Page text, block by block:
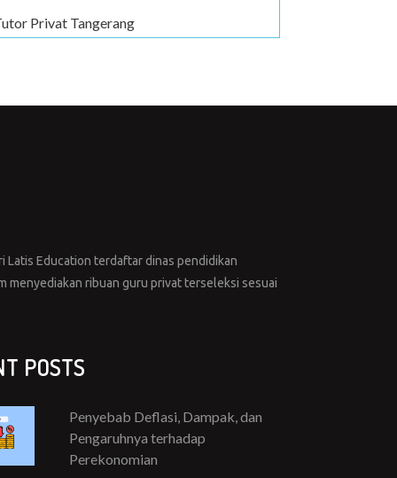
Privat Tangerang
Latis Education terdaftar dinas pendidikan
menyediakan ribuan guru privat terseleksi sesuai
POSTS
Penyebab Deflasi, Dampak, dan
Pengaruhnya terhadap
Perekonomian